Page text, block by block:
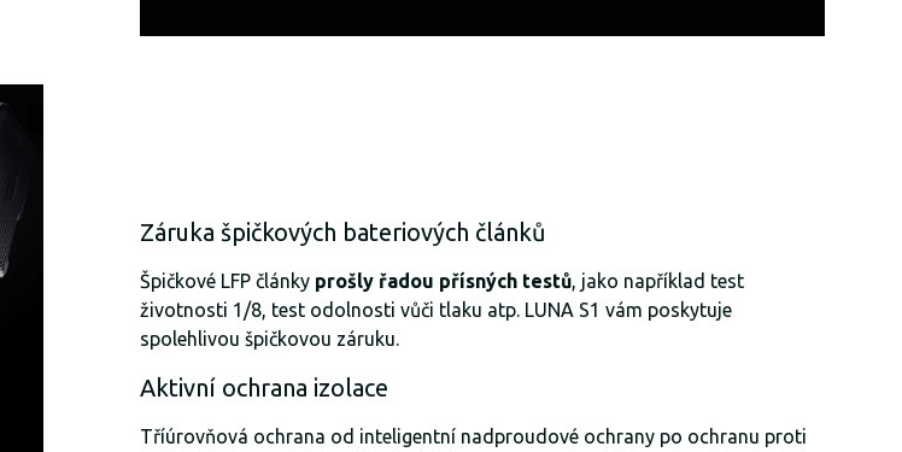
Záruka špičkových bateriových článků
Špičkové LFP články prošly řadou přísných testů, jako například test
životnosti 1/8, test odolnosti vůči tlaku atp. LUNA S1 vám poskytuje
spolehlivou špičkovou záruku.
Aktivní ochrana izolace
Tříúrovňová ochrana od inteligentní nadproudové ochrany po ochranu proti